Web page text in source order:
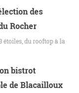
des
Rocher
étoiles, du rooftop à la
bistrot
de Blacailloux